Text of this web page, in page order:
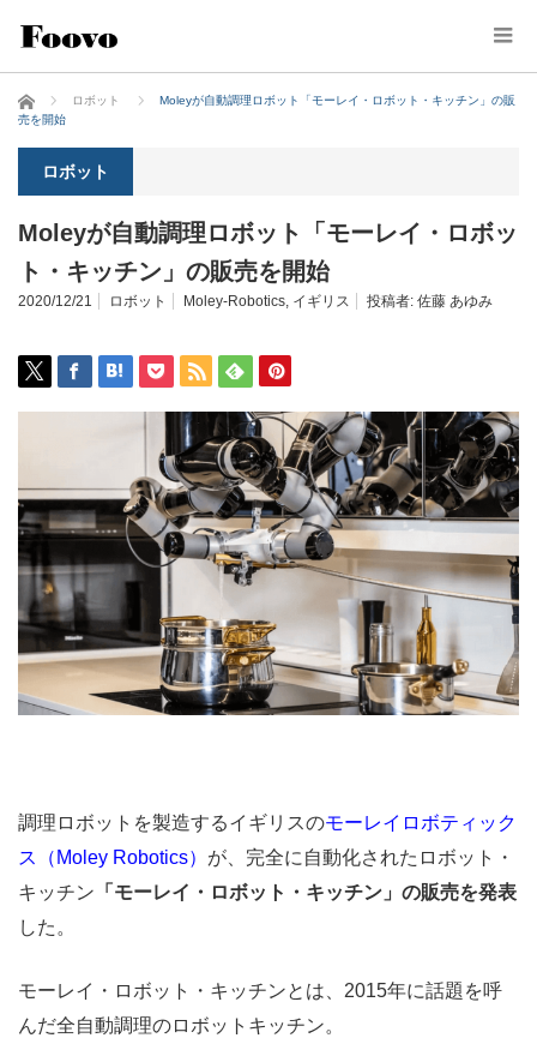
ホーム ロボット
Moleyが自動調理ロボット「モーレイ・ロボット・キッチン」の販
売を開始
ロボット
Moleyが自動調理ロボット「モーレイ・ロボッ
ト・キッチン」の販売を開始
2020/12/21 ロボット Moley-Robotics, イギリス 投稿者: 佐藤 あゆみ
調理ロボットを製造するイギリスのモーレイロボティック
ス（Moley Robotics） が、完全に自動化されたロボット・
キッチン 「モーレイ・ロボット・キッチン」の販売を発表
した。
モーレイ・ロボット・キッチンとは、2015年に話題を呼
んだ全自動調理のロボットキッチン。